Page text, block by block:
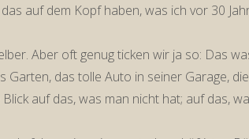
auf dem Kopf haben, was ich vor 30
Aber oft genug ticken wir ja so: Das
das tolle Auto in seiner Garage,
auf das, was man nicht hat; auf das,